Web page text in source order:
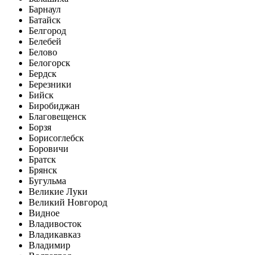
Барнаул
Батайск
Белгород
Белебей
Белово
Белогорск
Бердск
Березники
Бийск
Биробиджан
Благовещенск
Борзя
Борисоглебск
Боровичи
Братск
Брянск
Бугульма
Великие Луки
Великий Новгород
Видное
Владивосток
Владикавказ
Владимир